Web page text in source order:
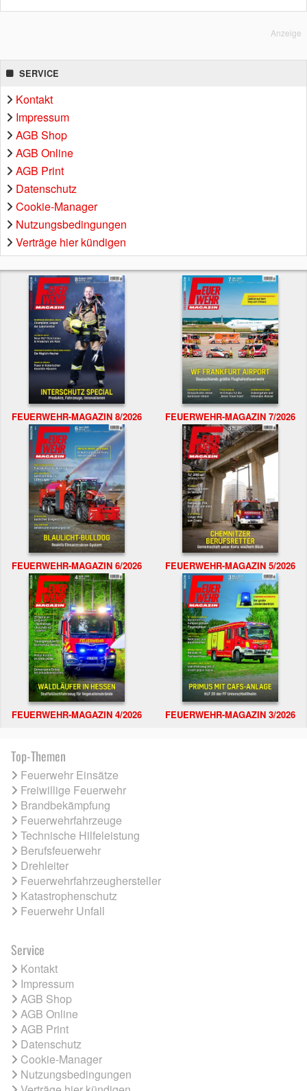
Anzeige
SERVICE
Kontakt
Impressum
AGB Shop
AGB Online
AGB Print
Datenschutz
Cookie-Manager
Nutzungsbedingungen
Verträge hier kündigen
FEUERWEHR-MAGAZIN 8/2026 FEUERWEHR-MAGAZIN 7/2026
FEUERWEHR-MAGAZIN 6/2026 FEUERWEHR-MAGAZIN 5/2026
FEUERWEHR-MAGAZIN 4/2026 FEUERWEHR-MAGAZIN 3/2026
Top-Themen
Feuerwehr Einsätze
Freiwillige Feuerwehr
Brandbekämpfung
Feuerwehrfahrzeuge
Technische Hilfeleistung
Berufsfeuerwehr
Drehleiter
Feuerwehrfahrzeughersteller
Katastrophenschutz
Feuerwehr Unfall
Service
Kontakt
Impressum
AGB Shop
AGB Online
AGB Print
Datenschutz
Cookie-Manager
Nutzungsbedingungen